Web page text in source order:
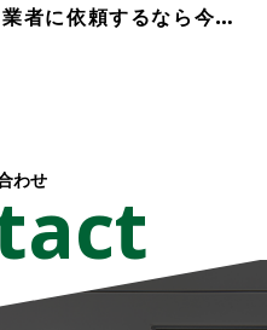
者に依頼するなら今年
わせ